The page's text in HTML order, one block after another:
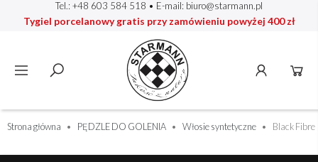
Tel.: +48 603 584 518 • E-mail: biuro@starmann.pl
Tygiel porcelanowy gratis przy zamówieniu powyżej 400 zł
Strona główna PĘDZLE DO GOLENIA Włosie syntetyczne Black Fibre